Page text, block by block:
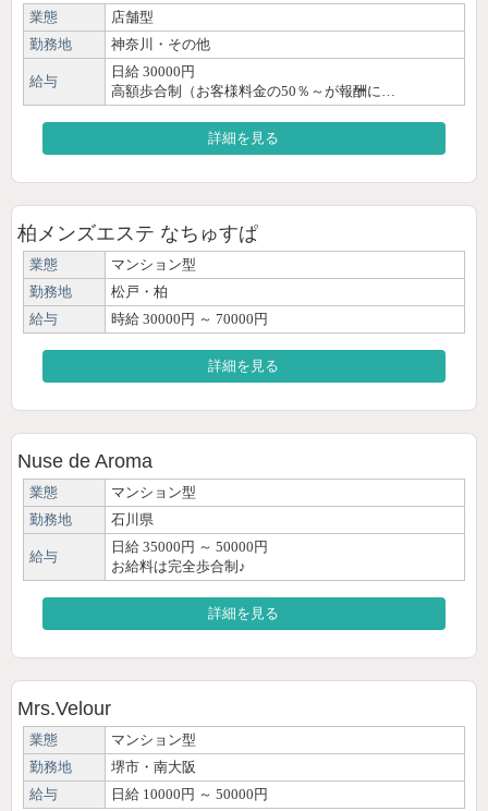
業態
店舗型
勤務地
神奈川・その他
給与
日給 30000円
高額歩合制（お客様料金の50％～が報酬に…
詳細を見る
柏メンズエステ なちゅすぱ
業態
マンション型
勤務地
松戸・柏
給与
時給 30000円 ～ 70000円
詳細を見る
Nuse de Aroma
業態
マンション型
勤務地
石川県
給与
日給 35000円 ～ 50000円
お給料は完全歩合制♪
詳細を見る
Mrs.Velour
業態
マンション型
勤務地
堺市・南大阪
給与
日給 10000円 ～ 50000円